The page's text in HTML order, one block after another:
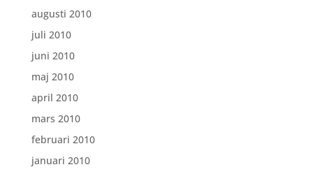
augusti 2010
juli 2010
juni 2010
maj 2010
april 2010
mars 2010
februari 2010
januari 2010